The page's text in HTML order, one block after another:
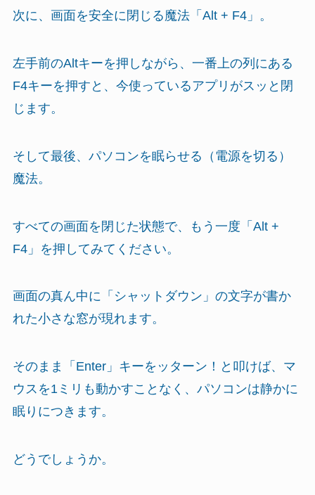
次に、画面を安全に閉じる魔法「Alt + F4」。
左手前のAltキーを押しながら、一番上の列にある
F4キーを押すと、今使っているアプリがスッと閉
じます。
そして最後、パソコンを眠らせる（電源を切る）
魔法。
すべての画面を閉じた状態で、もう一度「Alt +
F4」を押してみてください。
画面の真ん中に「シャットダウン」の文字が書か
れた小さな窓が現れます。
そのまま「Enter」キーをッターン！と叩けば、マ
ウスを1ミリも動かすことなく、パソコンは静かに
眠りにつきます。
どうでしょうか。